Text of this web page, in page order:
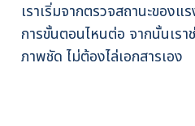
เราเริ่มจากตรวจสถานะของแ
การขั้นตอนไหนต่อ จากนั้นเร
ภาพชัด ไม่ต้องไล่เอกสารเอง